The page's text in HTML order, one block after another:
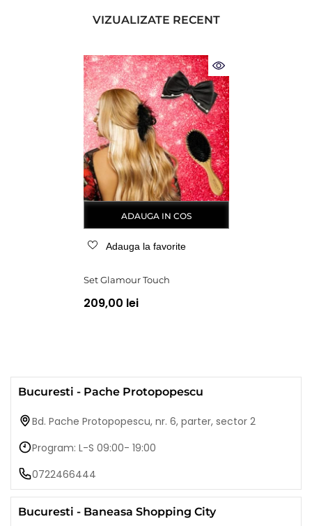
VIZUALIZATE RECENT
ADAUGA IN COS
Adauga la favorite
Set Glamour Touch
209,00 lei
Bucuresti - Pache Protopopescu
Bd. Pache Protopopescu, nr. 6, parter, sector 2
Program: L-S 09:00- 19:00
0722466444
Bucuresti - Baneasa Shopping City